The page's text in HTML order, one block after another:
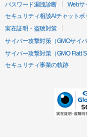
パスワード漏洩診断
Webサ
セキュリティ相談AIチャットボ
実在証明・盗聴対策
サイバー攻撃対策（GMOサイ
サイバー攻撃対策（GMO Flatt
セキュリティ事業の軌跡